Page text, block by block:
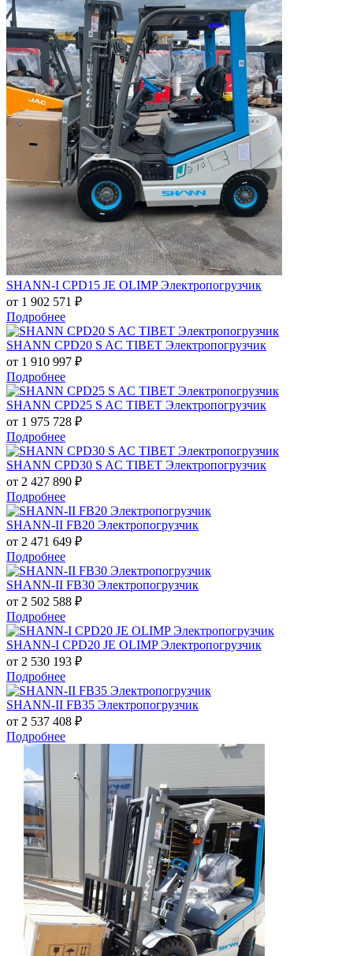
SHANN-I CPD15 JE OLIMP Электропогрузчик
от 1 902 571 ₽
Подробнее
SHANN CPD20 S AC TIBET Электропогрузчик
от 1 910 997 ₽
Подробнее
SHANN CPD25 S AC TIBET Электропогрузчик
от 1 975 728 ₽
Подробнее
SHANN CPD30 S AC TIBET Электропогрузчик
от 2 427 890 ₽
Подробнее
SHANN-II FB20 Электропогрузчик
от 2 471 649 ₽
Подробнее
SHANN-II FB30 Электропогрузчик
от 2 502 588 ₽
Подробнее
SHANN-I CPD20 JE OLIMP Электропогрузчик
от 2 530 193 ₽
Подробнее
SHANN-II FB35 Электропогрузчик
от 2 537 408 ₽
Подробнее